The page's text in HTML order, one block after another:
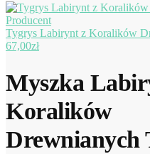
Tygrys Labirynt z Koralików
67,00zł
Myszka
Koralików
Drewnianych